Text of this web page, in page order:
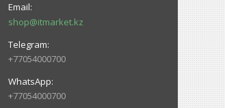
shop@itmarket.kz
+77054000700
+77054000700